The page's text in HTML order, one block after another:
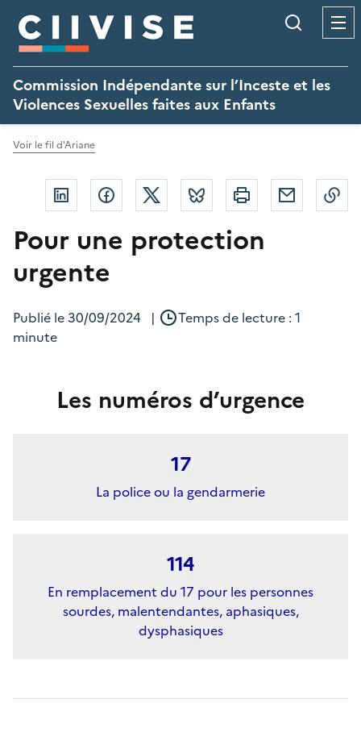
Commission Indépendante sur l’Inceste et les
Violences Sexuelles faites aux Enfants
Voir le fil d'Ariane
Linkedin FacebookTwitter Bluesky Imprimer Courriel
Pour une protection
urgente
Publié le30/09/2024 |
Temps de lecture : 1
minute
Les numéros d’urgence
17
La police ou la gendarmerie
114
En remplacement du 17 pour les personnes
sourdes, malentendantes, aphasiques,
dysphasiques